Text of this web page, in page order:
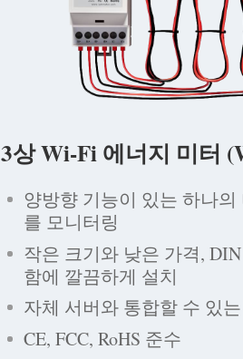
3상 Wi-Fi 에너지 미터
양방향 기능이 있는 하나
를 모니터링
작은 크기와 낮은 가격,
함에 깔끔하게 설치
자체 서버와 통합할 수 있는
CE, FCC, RoHS 준수